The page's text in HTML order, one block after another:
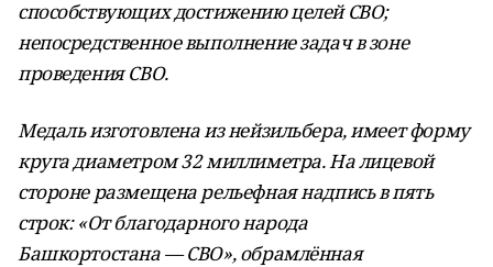
способствующих достижению целей СВО;
непосредственное выполнение задач в зоне
проведения СВО.
Медаль изготовлена из нейзильбера, имеет форму
круга диаметром 32 миллиметра. На лицевой
стороне размещена рельефная надпись в пять
строк: «От благодарного народа
Башкортостана — СВО», обрамлённая